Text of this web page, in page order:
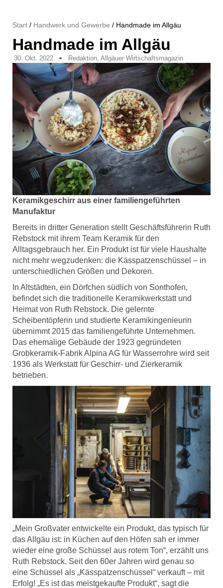
Start / Handwerk und Gewerbe / Handmade im Allgäu
Handmade im Allgäu
30. Okt. 2022 Redaktion, Allgäuer Wirtschaftsmagazin
Keramikgeschirr aus einer familiengeführten
Manufaktur
Bereits in dritter Generation stellt Geschäftsführerin Ruth
Rebstock mit ihrem Team Keramik für den
Alltagsgebrauch her. Ein Produkt ist für viele Haushalte
nicht mehr wegzudenken: die Kässpatzenschüssel – in
unterschiedlichen Größen und Dekoren.
In Altstädten, ein Dörfchen südlich von Sonthofen,
befindet sich die traditionelle Keramikwerkstatt und
Heimat von Ruth Rebstock. Die gelernte
Scheibentöpferin und studierte Keramikingenieurin
übernimmt 2015 das familiengeführte Unternehmen.
Das ehemalige Gebäude der 1923 gegründeten
Grobkeramik-Fabrik Alpina AG für Wasserrohre wird seit
1936 als Werkstatt für Geschirr- und Zierkeramik
betrieben.
„Mein Großvater entwickelte ein Produkt, das typisch für
das Allgäu ist: in Küchen auf den Höfen sah er immer
wieder eine große Schüssel aus rotem Ton“, erzählt uns
Ruth Rebstock. Seit den 60er Jahren wird genau so
eine Schüssel als „Kässpatzenschüssel“ verkauft – mit
Erfolg! „Es ist das meistgekaufte Produkt“, sagt die